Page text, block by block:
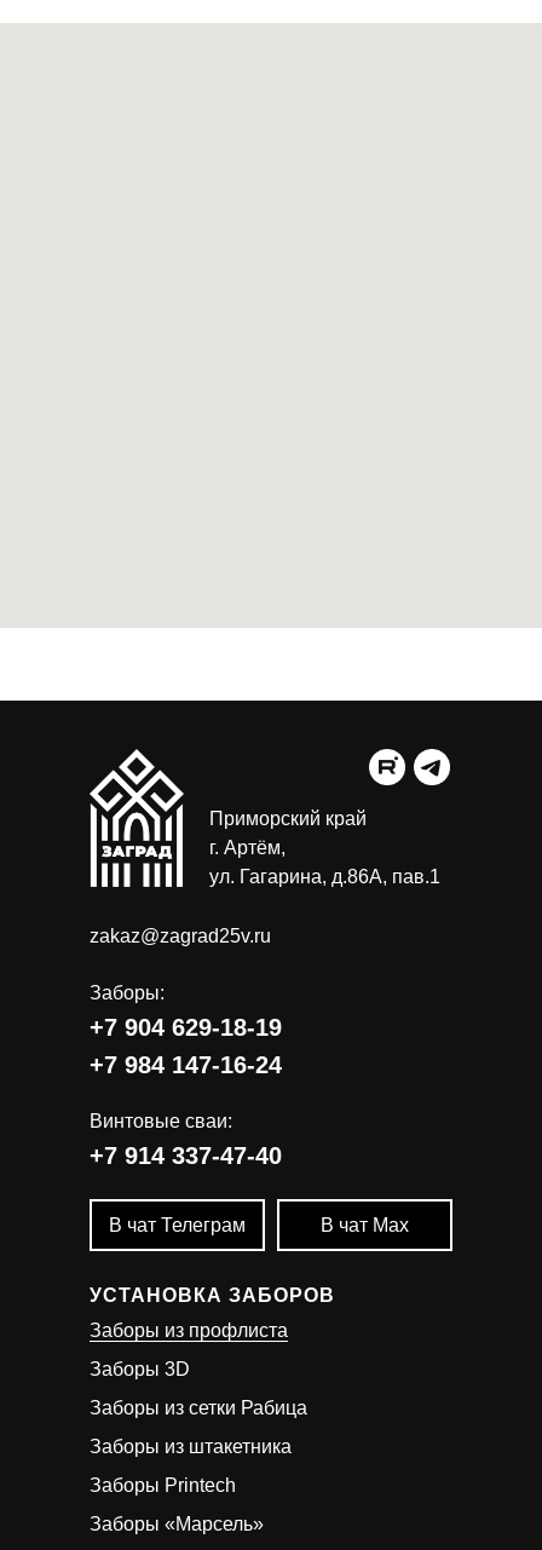
Заборы из профлиста
Заборы 3D
Заборы из сетки Рабица
Заборы из штакетника
Заборы Printech
Заборы «Марсель»
УСТАНОВКА ЗАБОРОВ
Приморский край
г. Артём,
ул. Гагарина, д.86А, пав.1
Заборы:
+7 904 629-18-19
+7 984 147-16-24
Винтовые сваи:
zakaz@zagrad25v.ru
+7 914 337-47-40
В чат Телеграм В чат Мах